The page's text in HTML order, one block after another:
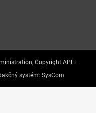
Copyright APEL
systém: SysCom